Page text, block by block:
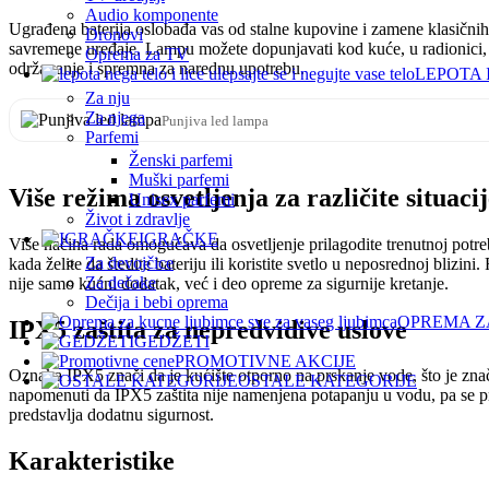
Audio komponente
Dronovi
Oprema za TV
LEPOTA
Za nju
Za njega
Parfemi
Ženski parfemi
Muški parfemi
Unisex parfemi
Život i zdravlje
IGRAČKE
Za devojčice
Za dečake
Dečija i bebi oprema
OPREMA
GEDŽETI
PROMOTIVNE AKCIJE
OSTALE KATEGORIJE
Ugrađena baterija oslobađa vas od stalne kupovine i zamene
savremene uređaje. Lampu možete dopunjavati kod kuće, u
održavanje i spremna za narednu upotrebu.
Punjiva led lampa
Više režima osvetljenja za različite
Više načina rada omogućava da osvetljenje prilagodite trenutnoj
kada želite da štedite bateriju ili koristite svetlo u neposrednoj
nije samo kućni dodatak, već i deo opreme za sigurnije kretanje.
IPX5 zaštita za nepredvidive uslove
Oznaka IPX5 znači da je kućište otporno na prskanje vode, što je
napomenuti da IPX5 zaštita nije namenjena potapanju u vodu, pa
predstavlja dodatnu sigurnost.
Karakteristike